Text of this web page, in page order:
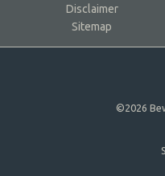
Disclaimer
Sitemap
©2026